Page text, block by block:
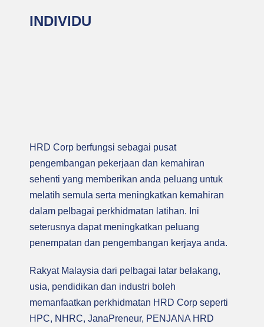
Mengembangkan peluang menerusi pembelajaran berterusan
INDIVIDU
HRD Corp berfungsi sebagai pusat
pengembangan pekerjaan dan kemahiran
sehenti yang memberikan anda peluang untuk
melatih semula serta meningkatkan kemahiran
dalam pelbagai perkhidmatan latihan. Ini
seterusnya dapat meningkatkan peluang
penempatan dan pengembangan kerjaya anda.
Rakyat Malaysia dari pelbagai latar belakang,
usia, pendidikan dan industri boleh
memanfaatkan perkhidmatan HRD Corp seperti
HPC, NHRC, JanaPreneur, PENJANA HRD